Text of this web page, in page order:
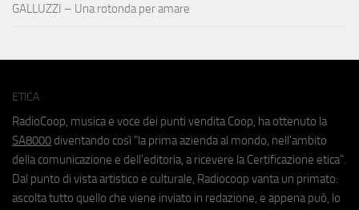
GALLUZZI – Una rotonda per amare
ETICA
RadioCoop, musica e voce dei punti vendita Coop, ha ottenuto la
SA8000 diventando così "la prima azienda al mondo, nell'ambito
della comunicazione e dell'editoria, a ricevere la Certificazione etica".
Dal punto di vista artistico e culturale, Radiocoop vanta un primato:
ascolta tutto quello che viene inviato in redazione, e appena può, lo